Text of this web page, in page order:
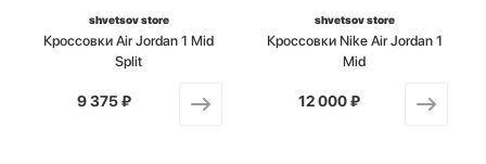
shvetsov store
Кроссовки Air Jordan 1 Mid
Split
от
9 375 ₽
shvetsov store
Кроссовки Nike Air Jordan 1
Mid
от
12 000 ₽